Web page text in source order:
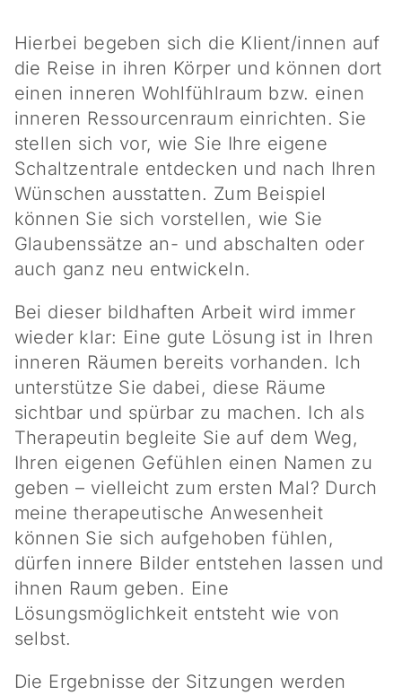
Hierbei begeben sich die Klient/innen auf
die Reise in ihren Körper und können dort
einen inneren Wohlfühlraum bzw. einen
inneren Ressourcenraum einrichten. Sie
stellen sich vor, wie Sie Ihre eigene
Schaltzentrale entdecken und nach Ihren
Wünschen ausstatten. Zum Beispiel
können Sie sich vorstellen, wie Sie
Glaubenssätze an- und abschalten oder
auch ganz neu entwickeln.
Bei dieser bildhaften Arbeit wird immer
wieder klar: Eine gute Lösung ist in Ihren
inneren Räumen bereits vorhanden. Ich
unterstütze Sie dabei, diese Räume
sichtbar und spürbar zu machen. Ich als
Therapeutin begleite Sie auf dem Weg,
Ihren eigenen Gefühlen einen Namen zu
geben – vielleicht zum ersten Mal? Durch
meine therapeutische Anwesenheit
können Sie sich aufgehoben fühlen,
dürfen innere Bilder entstehen lassen und
ihnen Raum geben. Eine
Lösungsmöglichkeit entsteht wie von
selbst.
Die Ergebnisse der Sitzungen werden